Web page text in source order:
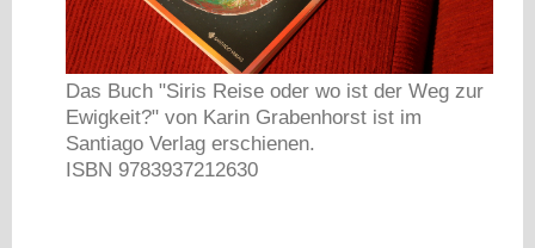
Das Buch "Siris Reise oder wo ist der Weg zur
Ewigkeit?" von Karin Grabenhorst ist im
Santiago Verlag erschienen.
ISBN 9783937212630